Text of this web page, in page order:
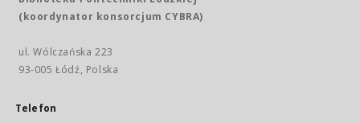
(koordynator konsorcjum CYBRA)
ul. Wólczańska 223
93-005 Łódź, Polska
Telefon